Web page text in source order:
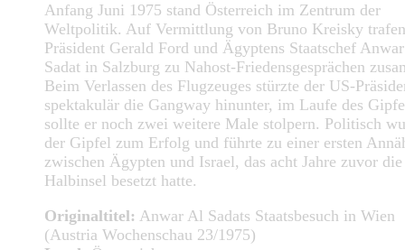
Anfang Juni 1975 stand Österreich im Zentrum der
Weltpolitik. Auf Vermittlung von Bruno Kreisky
Präsident Gerald Ford und Ägyptens Staatschef
Sadat in Salzburg zu Nahost-Friedensgesprächen
Beim Verlassen des Flugzeuges stürzte der US-
spektakulär die Gangway hinunter, im Laufe des
sollte er noch zwei weitere Male stolpern. Politisch
der Gipfel zum Erfolg und führte zu einer ersten
zwischen Ägypten und Israel, das acht Jahre zuvor
Halbinsel besetzt hatte.
Originaltitel: Anwar Al Sadats Staatsbesuch in Wien
(Austria Wochenschau 23/1975)